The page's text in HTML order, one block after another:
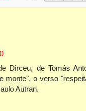
Dirceu, de Tomás
monte", o verso
Autran.